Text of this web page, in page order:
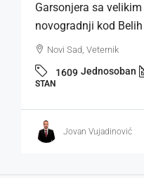
Garsonjera sa
novogradnji kod
Novi Sad, Veternik
1609 Jednosoban
STAN
Jovan Vujadinović